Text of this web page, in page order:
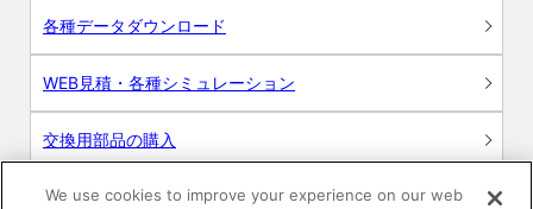
各種データダウンロード
WEB見積・各種シミュレーション
交換用部品の購入
修理・点検
We use cookies to improve your experience on our web